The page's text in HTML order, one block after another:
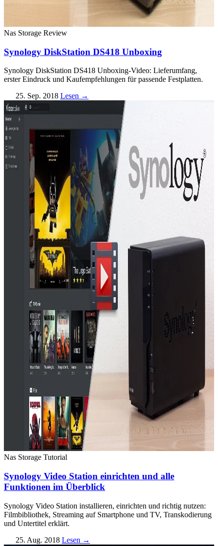
Nas Storage Review
Synology DiskStation DS418 Unboxing
Synology DiskStation DS418 Unboxing-Video: Lieferumfang,
erster Eindruck und Kaufempfehlungen für passende Festplatten.
25. Sep. 2018 Lesen →
Nas Storage Tutorial
Synology Video Station einrichten und alle
Funktionen im Überblick
Synology Video Station installieren, einrichten und richtig nutzen:
Filmbibliothek, Streaming auf Smartphone und TV, Transkodierung
und Untertitel erklärt.
25. Aug. 2018 Lesen →